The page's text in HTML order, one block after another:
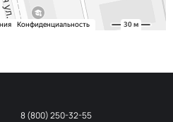
8 (800) 250-32-55